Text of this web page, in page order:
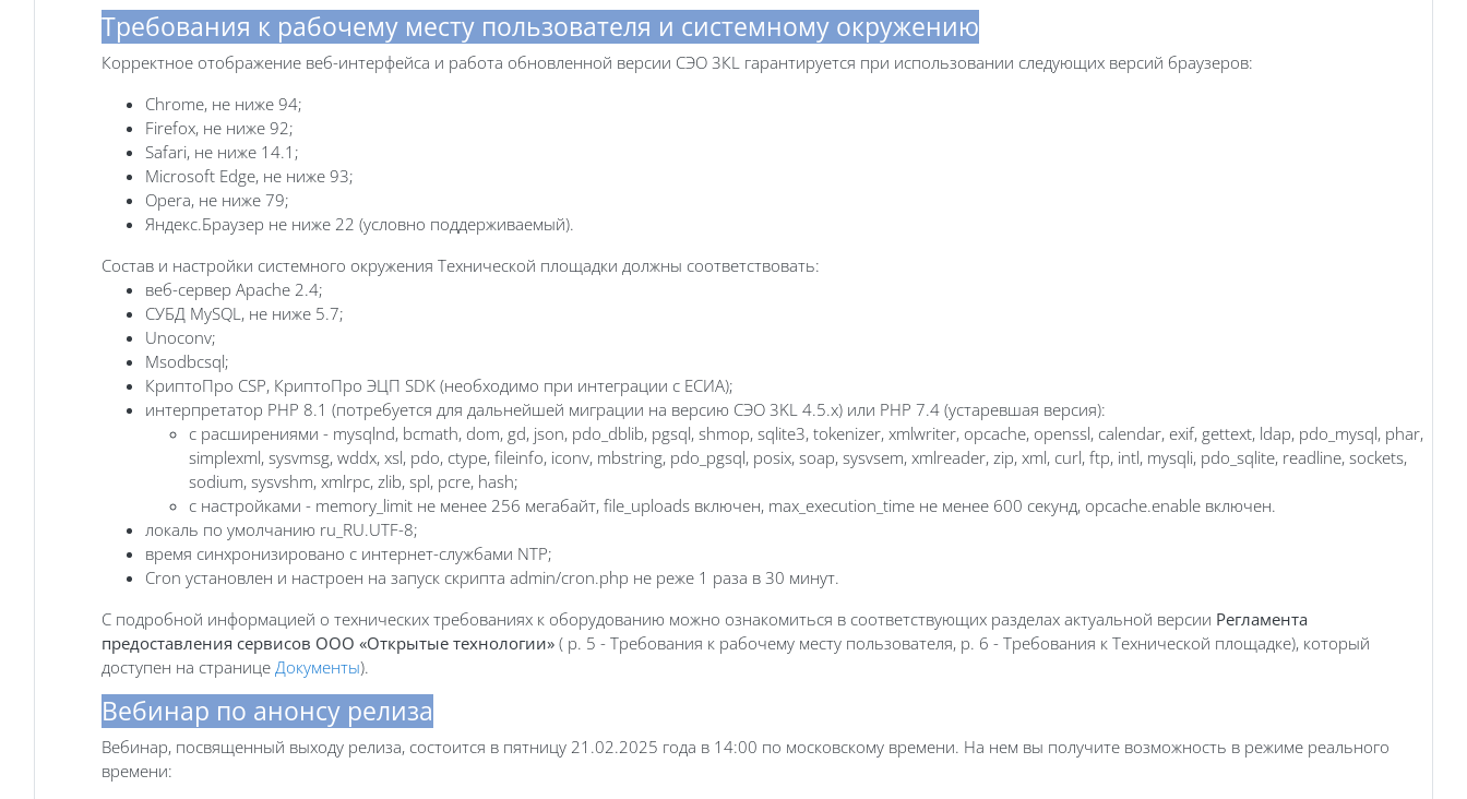
Требования к рабочему месту пользователя и системному окружению
Корректное отображение веб-интерфейса и работа обновленной версии СЭО 3КL гарантируется при использовании следующих версий браузеров:
Chrome, не ниже 94;
Firefox, не ниже 92;
Safari, не ниже 14.1;
Microsoft Edge, не ниже 93;
Opera, не ниже 79;
Яндекс.Браузер не ниже 22 (условно поддерживаемый).
Состав и настройки системного окружения Технической площадки должны соответствовать:
веб-сервер Apache 2.4;
СУБД MySQL, не ниже 5.7;
Unoconv;
Msodbcsql;
КриптоПро CSP, КриптоПро ЭЦП SDK (необходимо при интеграции с ЕСИА);
интерпретатор PHP 8.1 (потребуется для дальнейшей миграции на версию СЭО 3KL 4.5.х) или PHP 7.4 (устаревшая версия):
с расширениями - mysqlnd, bcmath, dom, gd, json, pdo_dblib, pgsql, shmop, sqlite3, tokenizer, xmlwriter, opcache, openssl, calendar, exif, gettext, ldap, pdo_mysql, phar,
simplexml, sysvmsg, wddx, xsl, pdo, ctype, fileinfo, iconv, mbstring, pdo_pgsql, posix, soap, sysvsem, xmlreader, zip, xml, curl, ftp, intl, mysqli, pdo_sqlite, readline, sockets,
sodium, sysvshm, xmlrpc, zlib, spl, pcre, hash;
с настройками - memory_limit не менее 256 мегабайт, file_uploads включен, max_execution_time не менее 600 секунд, opcache.enable включен.
локаль по умолчанию ru_RU.UTF-8;
время синхронизировано с интернет-службами NTP;
Cron установлен и настроен на запуск скрипта admin/cron.php не реже 1 раза в 30 минут.
С подробной информацией о технических требованиях к оборудованию можно ознакомиться в соответствующих разделах актуальной версии Регламента
предоставления сервисов ООО «Открытые технологии» ( р. 5 - Требования к рабочему месту пользователя, р. 6 - Требования к Технической площадке), который
доступен на странице Документы).
Вебинар по анонсу релиза
Вебинар, посвященный выходу релиза, состоится в пятницу 21.02.2025 года в 14:00 по московскому времени. На нем вы получите возможность в режиме реального
времени: